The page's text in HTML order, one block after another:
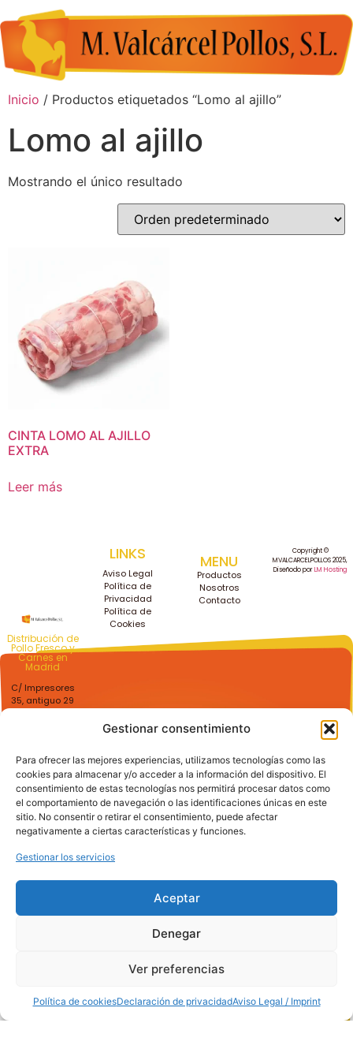
Gestionar consentimiento
Para ofrecer las mejores experiencias, utilizamos tecnologías como las
cookies para almacenar y/o acceder a la información del dispositivo. El
consentimiento de estas tecnologías nos permitirá procesar datos como
el comportamiento de navegación o las identificaciones únicas en este
sitio. No consentir o retirar el consentimiento, puede afectar
negativamente a ciertas características y funciones.
Gestionar los servicios
Aceptar
Denegar
Ver preferencias
Política de cookiesDeclaración de privacidadAviso Legal / Imprint
Inicio / Productos etiquetados “Lomo al ajillo”
Lomo al ajillo
Mostrando el único resultado
CINTA LOMO AL AJILLO
EXTRA
Leer más
Distribución de
Pollo Fresco y
Carnes en
Madrid
C/ Impresores
35, antiguo 29
Teléfono:
91 681
70 12
Horario: de 8:00
a 14:00
PUESTO
MERCAMADRID
Nave de
Puesto 15
LINKS
Aviso Legal
Política de
Privacidad
Política de
Cookies
MENU
Productos
Nosotros
Contacto
Copyright ©
MVALCARCELPOLLOS 2025,
Diseñodo porLM Hosting